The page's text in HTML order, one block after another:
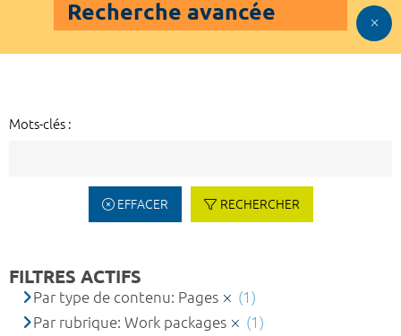
Recherche avancée
Mots-clés :
EFFACER RECHERCHER
FILTRES ACTIFS
Par type de contenu: Pages
(1)
Par rubrique: Work packages
(1)